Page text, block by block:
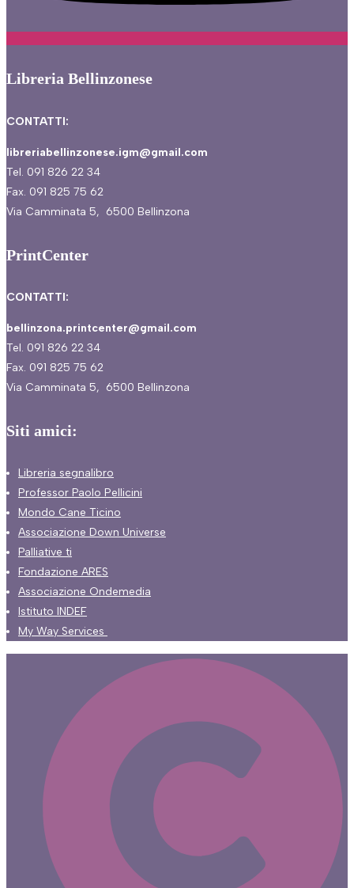
Libreria Bellinzonese
CONTATTI:
libreriabellinzonese.igm@gmail.com
Tel. 091 826 22 34
Fax. 091 825 75 62
Via Camminata 5, 6500 Bellinzona
PrintCenter
CONTATTI:
bellinzona.printcenter@gmail.com
Tel. 091 826 22 34
Fax. 091 825 75 62
Via Camminata 5, 6500 Bellinzona
Siti amici:
Libreria segnalibro
Professor Paolo Pellicini
Mondo Cane Ticino
Associazione Down Universe
Palliative ti
Fondazione ARES
Associazione Ondemedia
Istituto INDEF
My Way Services